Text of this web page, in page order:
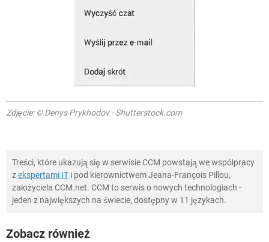
Zdjęcie: © Denys Prykhodov - Shutterstock.com
Treści, które ukazują się w serwisie CCM powstają we współpracy
zekspertami IT i pod kierownictwem Jeana-François Pillou,
założyciela CCM.net. CCM to serwis o nowych technologiach -
jeden z największych na świecie, dostępny w 11 językach.
Zobacz również